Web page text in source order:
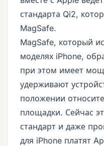
стандарта Qi2,
MagSafe.
MagSafe, который
моделях iPhone,
при этом имеет
удерживают
положении
площадки. Сейчас
стандарт и даже
для iPhone платят